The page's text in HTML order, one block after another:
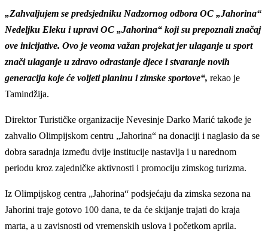
„Zahvaljujem se predsjedniku Nadzornog odbora OC „Jahorina“
Nedeljku Eleku i upravi OC „Jahorina“ koji su prepoznali značaj
ove inicijative. Ovo je veoma važan projekat jer ulaganje u sport
znači ulaganje u zdravo odrastanje djece i stvaranje novih
generacija koje će voljeti planinu i zimske sportove“, rekao je
Tamindžija.
Direktor Turističke organizacije Nevesinje Darko Marić takođe je
zahvalio Olimpijskom centru „Jahorina“ na donaciji i naglasio da se
dobra saradnja između dvije institucije nastavlja i u narednom
periodu kroz zajedničke aktivnosti i promociju zimskog turizma.
Iz Olimpijskog centra „Jahorina“ podsjećaju da zimska sezona na
Jahorini traje gotovo 100 dana, te da će skijanje trajati do kraja
marta, a u zavisnosti od vremenskih uslova i početkom aprila.